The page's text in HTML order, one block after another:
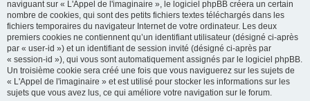
naviguant sur « L'Appel de l'imaginaire », le logiciel phpBB créera un certain
nombre de cookies, qui sont des petits fichiers textes téléchargés dans les
fichiers temporaires du navigateur Internet de votre ordinateur. Les deux
premiers cookies ne contiennent qu’un identifiant utilisateur (désigné ci-après
par « user-id ») et un identifiant de session invité (désigné ci-après par
« session-id »), qui vous sont automatiquement assignés par le logiciel phpBB.
Un troisième cookie sera créé une fois que vous naviguerez sur les sujets de
« L'Appel de l'imaginaire » et est utilisé pour stocker les informations sur les
sujets que vous avez lus, ce qui améliore votre navigation sur le forum.